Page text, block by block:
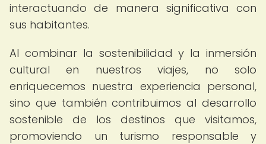
interactuando de manera significativa con
sus habitantes.
Al combinar la sostenibilidad y la inmersión
cultural en nuestros viajes, no solo
enriquecemos nuestra experiencia personal,
sino que también contribuimos al desarrollo
sostenible de los destinos que visitamos,
promoviendo un turismo responsable y